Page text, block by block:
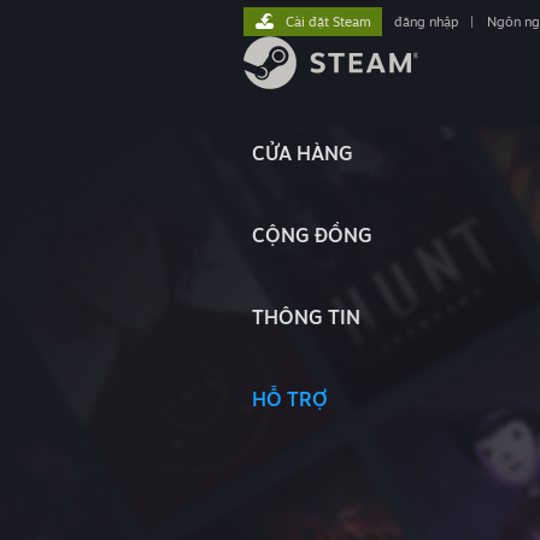
CỬA HÀNG
CỘNG ĐỒNG
THÔNG TIN
HỖ TRỢ
Cài đặt Steam đăng nhập Ngôn